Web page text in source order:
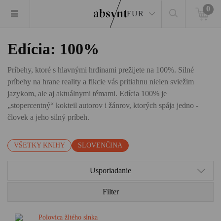
EUR
0
Edícia: 100%
Príbehy, ktoré s hlavnými hrdinami prežijete na 100%. Silné
príbehy na hrane reality a fikcie vás pritiahnu nielen sviežim
jazykom, ale aj aktuálnymi témami. Edícia 100% je
„stopercentný“ kokteil autorov i žánrov, ktorých spája jedno -
človek a jeho silný príbeh.
VŠETKY KNIHY SLOVENČINA
Usporiadanie
Filter